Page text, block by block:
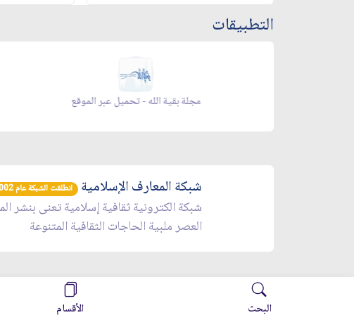
التطبيقات
مجلة بقية الله - تحميل عبر الموقع
شبكة المعارف الإسلامية انطلقت الشبكة عام 2002م.
شبكة الكترونية ثقافية إسلامية تعنى بنشر
العصر ملبية الحاجات الثقافية المتنوعة
البحث الأقسام